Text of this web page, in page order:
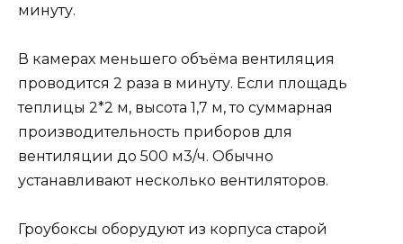
минуту.
В камерах меньшего объёма вентиляция
проводится 2 раза в минуту. Если площадь
теплицы 2*2 м, высота 1,7 м, то суммарная
производительность приборов для
вентиляции до 500 м3/ч. Обычно
устанавливают несколько вентиляторов.
Гроубоксы оборудуют из корпуса старой